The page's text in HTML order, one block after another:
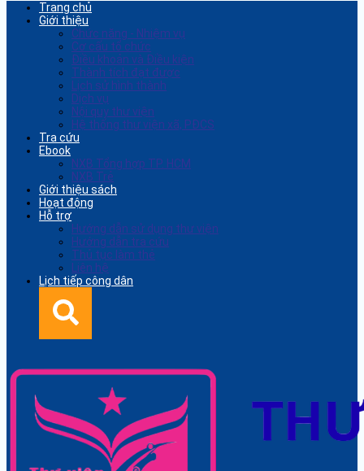
Trang chủ
Giới thiệu
Chức năng - Nhiệm vụ
Cơ cấu tổ chức
Điều khoản và Điều kiện
Thành tích đạt được
Lịch sử hình thành
Dịch vụ
Nội quy thư viện
Hệ thống thư viện xã, PĐCS
Tra cứu
Ebook
NXB Tổng hợp TP. HCM
NXB Trẻ
Giới thiệu sách
Hoạt động
Hỗ trợ
Hướng dẫn sử dụng thư viện
Hướng dẫn tra cứu
Thủ tục làm thẻ
Liên hệ
Lịch tiếp công dân